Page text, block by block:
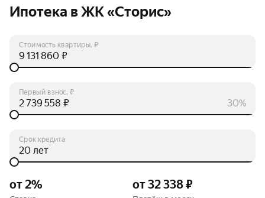
Ипотека в ЖК «Сторис»
Стоимость квартиры, ₽
₽
Первый взнос, ₽
30%
₽
Срок кредита
лет
от 2% от 32 338 ₽